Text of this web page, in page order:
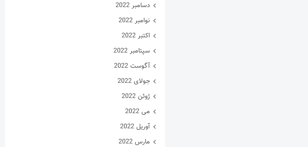
دسامبر 2022
نوامبر 2022
اکتبر 2022
سپتامبر 2022
آگوست 2022
جولای 2022
ژوئن 2022
می 2022
آوریل 2022
مارس 2022